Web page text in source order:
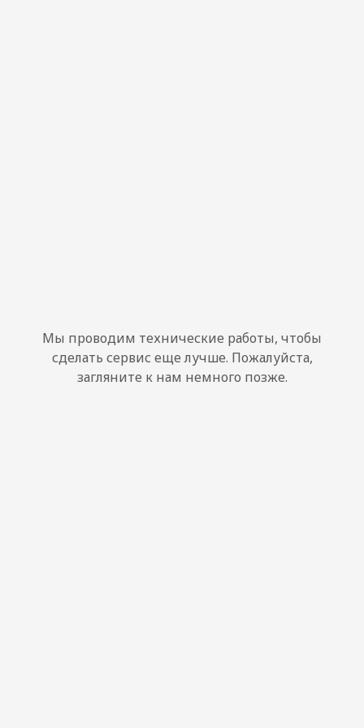
Мы проводим технические работы, чтобы
сделать сервис еще лучше. Пожалуйста,
загляните к нам немного позже.